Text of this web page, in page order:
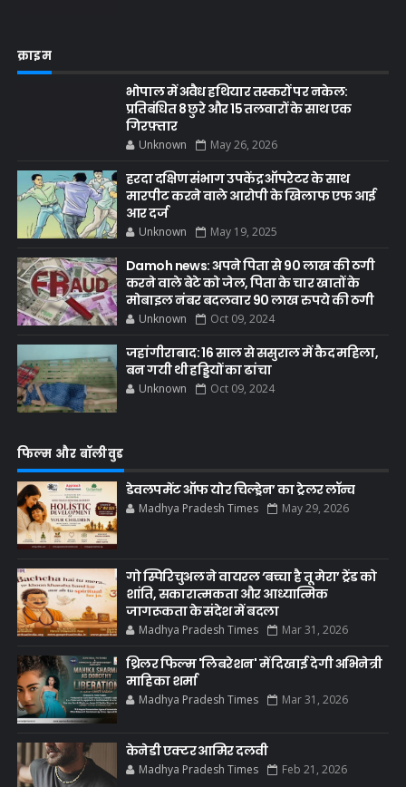
क्राइम
भोपाल में अवैध हथियार तस्करों पर नकेल:
प्रतिबंधित 8 छुरे और 15 तलवारों के साथ एक
गिरफ़्तार
Unknown May 26, 2026
हरदा दक्षिण संभाग उपकेंद्र ऑपरेटर के साथ
मारपीट करने वाले आरोपी के खिलाफ एफ आई
आर दर्ज
Unknown May 19, 2025
Damoh news: अपने पिता से 90 लाख की ठगी
करने वाले बेटे को जेल, पिता के चार खातों के
मोबाइल नंबर बदलवार 90 लाख रुपये की ठगी
Unknown Oct 09, 2024
जहांगीराबाद: 16 साल से ससुराल में कैद महिला,
बन गयी थी हड्डियों का ढांचा
Unknown Oct 09, 2024
फिल्म और बॉलीवुड
डेवलपमेंट ऑफ योर चिल्ड्रेन’ का ट्रेलर लॉन्च
Madhya Pradesh Times May 29, 2026
गो स्पिरिचुअल ने वायरल ‘बच्चा है तू मेरा’ ट्रेंड को
शांति, सकारात्मकता और आध्यात्मिक
जागरूकता के संदेश में बदला
Madhya Pradesh Times Mar 31, 2026
थ्रिलर फिल्म 'लिबरेशन' में दिखाई देगी अभिनेत्री
माहिका शर्मा
Madhya Pradesh Times Mar 31, 2026
केनेडी एक्टर आमिर दलवी
Madhya Pradesh Times Feb 21, 2026